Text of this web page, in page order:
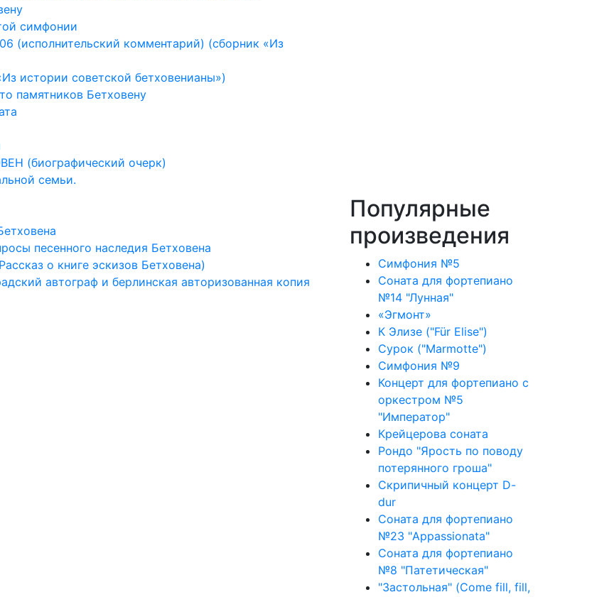
симфонии
(исполнительский комментарий) (сборник «Из
истории советской бетховенианы»)
памятников Бетховену
(биографический очерк)
семьи.
песенного наследия Бетховена
о книге эскизов Бетховена)
автограф и берлинская авторизованная копия
Популярные
произведения
Симфония №5
Соната для фортепиано
№14 "Лунная"
«Эгмонт»
К Элизе ("Für Elise")
Сурок ("Marmotte")
Симфония №9
Концерт для фортепиано с
оркестром №5
"Император"
Крейцерова соната
Рондо "Ярость по поводу
потерянного гроша"
Скрипичный концерт D-
dur
Соната для фортепиано
№23 "Appassionata"
Соната для фортепиано
№8 "Патетическая"
"Застольная" (Come fill, fill,